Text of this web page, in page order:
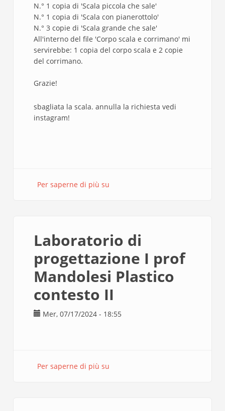
N.° 1 copia di 'Scala piccola che sale'
N.° 1 copia di 'Scala con pianerottolo'
N.° 3 copie di 'Scala grande che sale'
All'interno del file 'Corpo scala e corrimano' mi
servirebbe: 1 copia del corpo scala e 2 copie
del corrimano.
Grazie!
sbagliata la scala. annulla la richiesta vedi
instagram!
Per saperne di più su
Mandolesi
Laboratorio di
progettazione I prof
Mandolesi Plastico
contesto II
Mer, 07/17/2024 - 18:55
Per saperne di più su